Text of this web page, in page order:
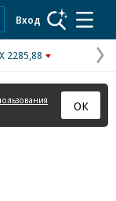
Вход
2285,88
ОК